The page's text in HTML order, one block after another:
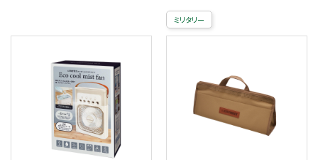
ミリタリー